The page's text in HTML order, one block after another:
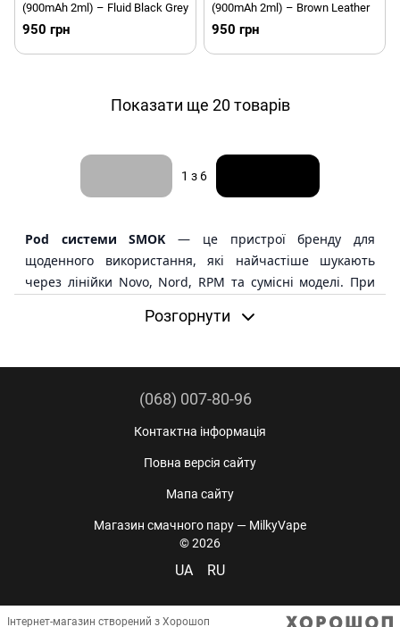
(900mAh 2ml) – Fluid Black Grey
950 грн
(900mAh 2ml) – Brown Leather
950 грн
Показати ще 20 товарів
1 з 6
Pod системи SMOK — це пристрої бренду для
щоденного використання, які найчастіше шукають
через лінійки Novo, Nord, RPM та сумісні моделі. При
на акумулятор, тип картриджа, підтримку
загалом. Якщо ви вже маєте пристрій бренду і шукаєте
потрібно вашій моделі: змінний картридж, окремий
випаровувач або резервуар під coil.
Pod систему SMOK варто вибирати за моделлю, типом
картриджа, акумулятором, опором і доступністю змінних
Які pod системи SMOK є в категорії
Розгорнути
(068) 007-80-96
Контактна інформація
Повна версія сайту
Мапа сайту
Магазин смачного пару — MilkyVape
© 2026
UA RU
Інтернет-магазин створений з Хорошоп